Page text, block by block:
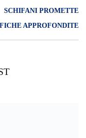
SCHIFANI PROMETTE
APPROFONDITE